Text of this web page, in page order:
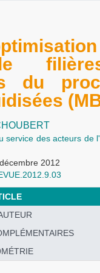
du
service des acteurs de
2012